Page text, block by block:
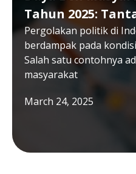
Tahun 2025:
Pergolakan politik di
berdampak pada
Salah satu contohnya
masyarakat
March 24, 2025